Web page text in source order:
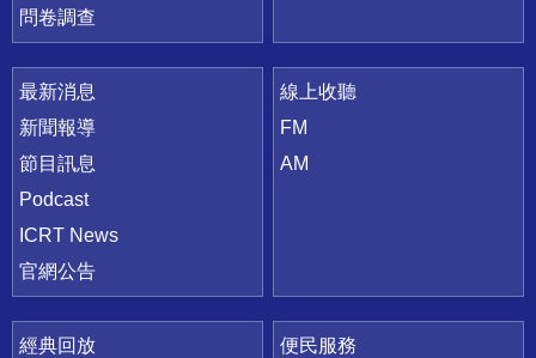
問卷調查
最新消息
新聞報導
節目訊息
Podcast
ICRT News
官網公告
線上收聽
FM
AM
經典回放
便民服務